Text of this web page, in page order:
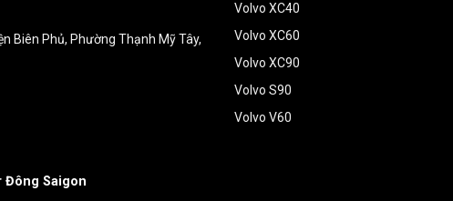
Biên Phủ, Phường Thạnh Mỹ Tây,
Volvo XC40
Volvo XC60
Volvo XC90
Volvo S90
Volvo V60
Đông Saigon